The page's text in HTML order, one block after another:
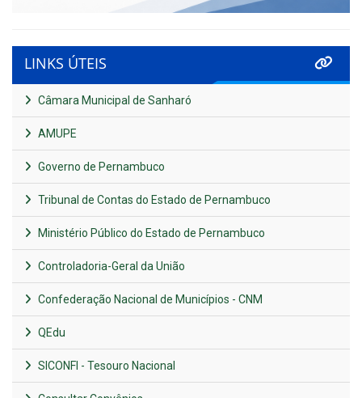
LINKS ÚTEIS
Câmara Municipal de Sanharó
AMUPE
Governo de Pernambuco
Tribunal de Contas do Estado de Pernambuco
Ministério Público do Estado de Pernambuco
Controladoria-Geral da União
Confederação Nacional de Municípios - CNM
QEdu
SICONFI - Tesouro Nacional